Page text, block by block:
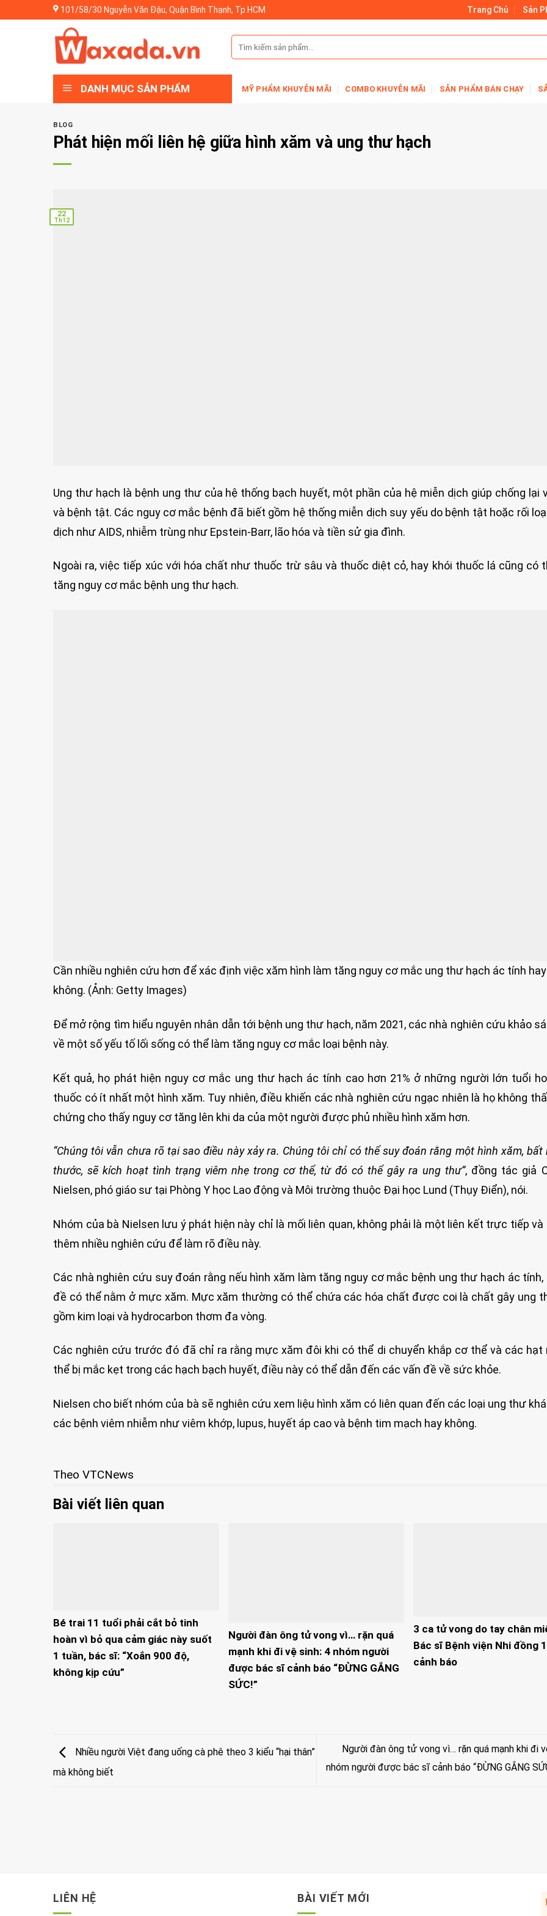
to
101/58/30 Nguyễn Văn Đậu, Quận Bình Thạnh, Tp.HCM Trang Chủ Sản
Tìm
kiếm:
DANH MỤC SẢN PHẨM MỸ PHẨM KHUYỄN MÃI COMBO KHUYỄN MÃI SẢN PHẨM BÁN CHẠY
BLOG
Phát hiện mối liên hệ giữa hình xăm và ung thư hạch
22
Th12
Ung thư hạch là bệnh ung thư của hệ thống bạch huyết, một phần của hệ miễn dịch giúp chống lại
và bệnh tật. Các nguy cơ mắc bệnh đã biết gồm hệ thống miễn dịch suy yếu do bệnh tật hoặc rối
dịch như AIDS, nhiễm trùng như Epstein-Barr, lão hóa và tiền sử gia đình.
Ngoài ra, việc tiếp xúc với hóa chất như thuốc trừ sâu và thuốc diệt cỏ, hay khói thuốc lá cũng có
tăng nguy cơ mắc bệnh ung thư hạch.
Cần nhiều nghiên cứu hơn để xác định việc xăm hình làm tăng nguy cơ mắc ung thư hạch ác tính hay
không. (Ảnh: Getty Images)
Để mở rộng tìm hiểu nguyên nhân dẫn tới bệnh ung thư hạch, năm 2021, các nhà nghiên cứu khảo
về một số yếu tố lối sống có thể làm tăng nguy cơ mắc loại bệnh này.
Kết quả, họ phát hiện nguy cơ mắc ung thư hạch ác tính cao hơn 21% ở những người lớn tuổi
thuốc có ít nhất một hình xăm. Tuy nhiên, điều khiến các nhà nghiên cứu ngạc nhiên là họ không
chứng cho thấy nguy cơ tăng lên khi da của một người được phủ nhiều hình xăm hơn.
“Chúng tôi vẫn chưa rõ tại sao điều này xảy ra. Chúng tôi chỉ có thể suy đoán rằng một hình xăm, bất
thước, sẽ kích hoạt tình trạng viêm nhẹ trong cơ thể, từ đó có thể gây ra ung thư”, đồng tác giả
Nielsen, phó giáo sư tại Phòng Y học Lao động và Môi trường thuộc Đại học Lund (Thụy Điển), nói.
Nhóm của bà Nielsen lưu ý phát hiện này chỉ là mối liên quan, không phải là một liên kết trực tiếp và
thêm nhiều nghiên cứu để làm rõ điều này.
Các nhà nghiên cứu suy đoán rằng nếu hình xăm làm tăng nguy cơ mắc bệnh ung thư hạch ác tính,
đề có thể nằm ở mực xăm. Mực xăm thường có thể chứa các hóa chất được coi là chất gây ung
gồm kim loại và hydrocarbon thơm đa vòng.
Các nghiên cứu trước đó đã chỉ ra rằng mực xăm đôi khi có thể di chuyển khắp cơ thể và các hạt
thể bị mắc kẹt trong các hạch bạch huyết, điều này có thể dẫn đến các vấn đề về sức khỏe.
Nielsen cho biết nhóm của bà sẽ nghiên cứu xem liệu hình xăm có liên quan đến các loại ung thư
các bệnh viêm nhiễm như viêm khớp, lupus, huyết áp cao và bệnh tim mạch hay không.
Theo VTCNews
Bài viết liên quan
Bé trai 11 tuổi phải cắt bỏ tinh
hoàn vì bỏ qua cảm giác này suốt
1 tuần, bác sĩ: “Xoắn 900 độ,
không kịp cứu”
Người đàn ông tử vong vì… rặn quá
mạnh khi đi vệ sinh: 4 nhóm người
được bác sĩ cảnh báo “ĐỪNG GẮNG
SỨC!”
3 ca tử vong do tay chân
Bác sĩ Bệnh viện Nhi đồng
cảnh báo
Nhiều người Việt đang uống cà phê theo 3 kiểu “hại thân”
mà không biết
Người đàn ông tử vong vì… rặn quá mạnh khi đi
nhóm người được bác sĩ cảnh báo “ĐỪNG GẮNG
LIÊN HỆ BÀI VIẾT MỚI